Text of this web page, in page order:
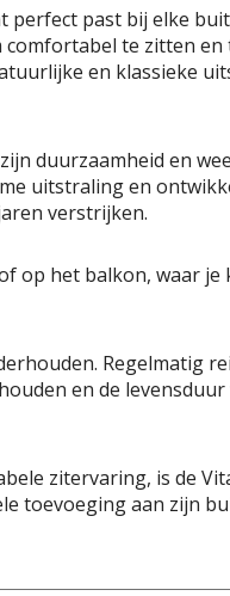
perfect past bij elke
te zitten en
en klassieke
duurzaamheid en
uitstraling en
verstrijken.
op het balkon, waar
Regelmatig
en de levensduur
zitervaring, is de
toevoeging aan zijn